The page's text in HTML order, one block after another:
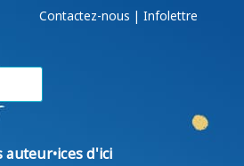
Contactez-nous | Infolettre
auteur•ices d'ici